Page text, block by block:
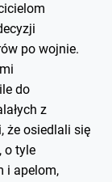
po wojnie.
do
z
że osiedlali się
o tyle
i apelom,